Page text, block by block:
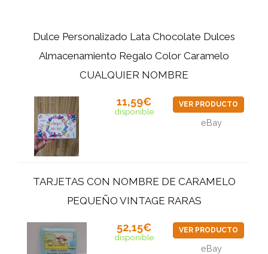
Dulce Personalizado Lata Chocolate Dulces
Almacenamiento Regalo Color Caramelo
CUALQUIER NOMBRE
11,59€
disponible
VER PRODUCTO
eBay
TARJETAS CON NOMBRE DE CARAMELO
PEQUEÑO VINTAGE RARAS
52,15€
disponible
VER PRODUCTO
eBay